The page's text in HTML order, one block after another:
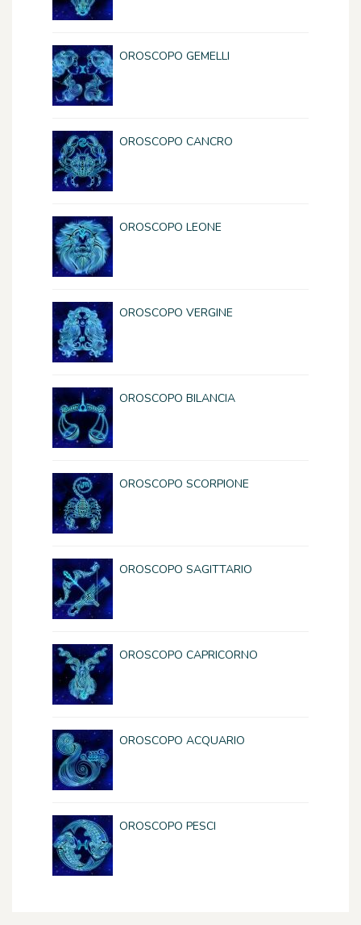
OROSCOPO GEMELLI
OROSCOPO CANCRO
OROSCOPO LEONE
OROSCOPO VERGINE
OROSCOPO BILANCIA
OROSCOPO SCORPIONE
OROSCOPO SAGITTARIO
OROSCOPO CAPRICORNO
OROSCOPO ACQUARIO
OROSCOPO PESCI